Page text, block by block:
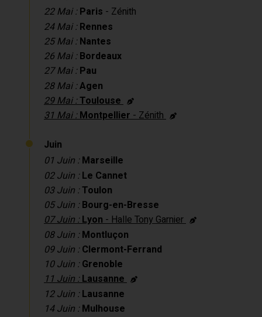
22 Mai : Paris - Zénith
24 Mai : Rennes
25 Mai : Nantes
26 Mai : Bordeaux
27 Mai : Pau
28 Mai :Agen
29 Mai :Toulouse
31 Mai :Montpellier- Zénith
Juin
01 Juin : Marseille
02 Juin : Le Cannet
03 Juin :Toulon
05 Juin : Bourg-en-Bresse
07 Juin :Lyon- Halle Tony Garnier
08 Juin : Montluçon
09 Juin : Clermont-Ferrand
10 Juin : Grenoble
11 Juin :Lausanne
12 Juin : Lausanne
14 Juin : Mulhouse